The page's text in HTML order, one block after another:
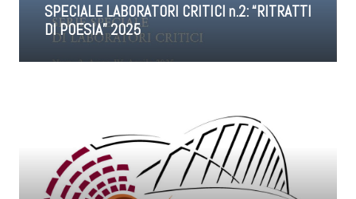
SPECIALE LABORATORI CRITICI n.2: “RITRATTI
DI POESIA” 2025